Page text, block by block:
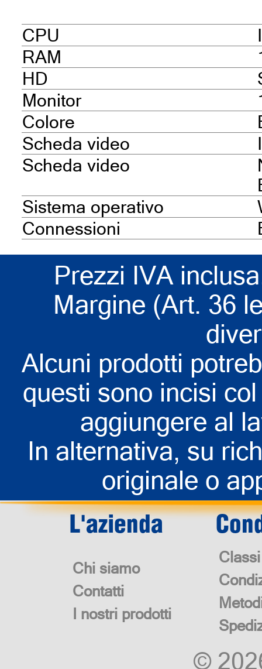
CPU
RAM
HD
Monitor
Colore
Scheda video
Scheda video
Sistema operativo
Connessioni
Prezzi IVA
Margine (Art. 36
Alcuni prodotti
questi sono incisi
aggiungere al
In alternativa, su
originale o
L'azienda
Chi siamo
Contatti
I nostri prodotti
©